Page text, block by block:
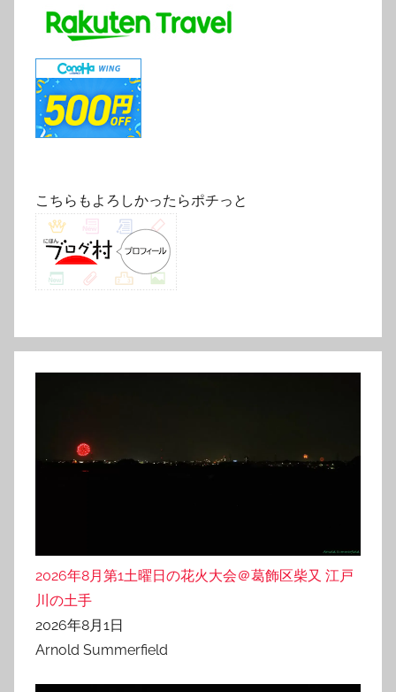
こちらもよろしかったらポチっと
2026年8月第1土曜日の花火大会＠葛飾区柴又 江戸
川の土手
2026年8月1日
Arnold Summerfield